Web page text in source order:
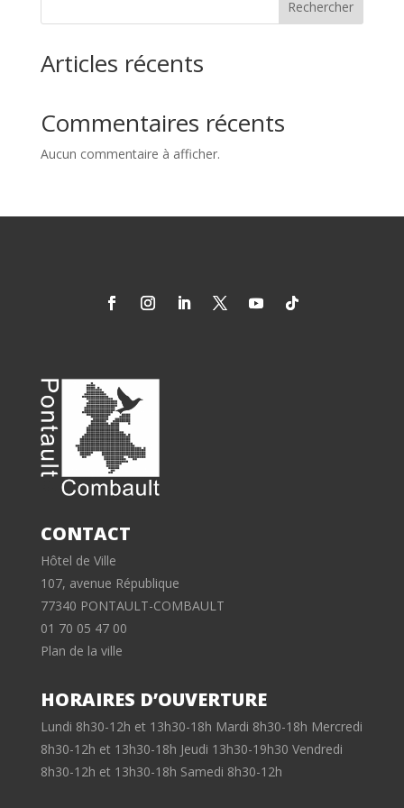
Rechercher
Articles récents
Commentaires récents
Aucun commentaire à afficher.
CONTACT
Hôtel de Ville
107, avenue République
77340 PONTAULT-COMBAULT
01 70 05 47 00
Plan de la ville
HORAIRES D’OUVERTURE
Lundi 8h30-12h et 13h30-18h Mardi 8h30-18h Mercredi
8h30-12h et 13h30-18h Jeudi 13h30-19h30 Vendredi
8h30-12h et 13h30-18h Samedi 8h30-12h